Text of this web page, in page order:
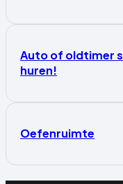
Auto of oldtimer
huren!
Oefenruimte